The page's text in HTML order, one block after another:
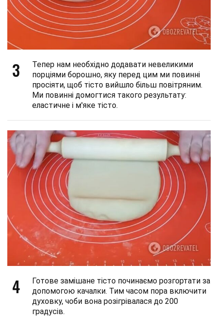
3
Тепер нам необхідно додавати невеликими
порціями борошно, яку перед цим ми повинні
просіяти, щоб тісто вийшло більш повітряним.
Ми повинні домогтися такого результату:
еластичне і м'яке тісто.
4
Готове замішане тісто починаємо розгортати за
допомогою качалки. Тим часом пора включити
духовку, чоби вона розігрівалася до 200
градусів.